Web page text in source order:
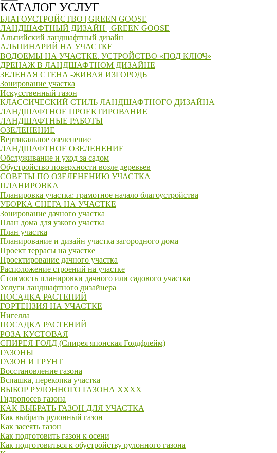
КАТАЛОГ УСЛУГ
БЛАГОУСТРОЙСТВО | GREEN GOOSE
ЛАНДШАФТНЫЙ ДИЗАЙН | GREEN GOOSE
Альпийский ландшафтный дизайн
АЛЬПИНАРИЙ НА УЧАСТКЕ
ВОДОЕМЫ НА УЧАСTКЕ. УСТРОЙСТВО «ПОД КЛЮЧ»
ДРЕНАЖ В ЛАНДШАФТНОМ ДИЗАЙНЕ
ЗЕЛЕНАЯ СТЕНА -ЖИВАЯ ИЗГОРОДЬ
Зонирование участка
Искусственный газон
КЛАССИЧЕСКИЙ СТИЛЬ ЛАНДШАФТНОГО ДИЗАЙНА
ЛАНДШАФТНОЕ ПРОЕКТИРОВАНИЕ
ЛАНДШАФТНЫЕ РАБОТЫ
ОЗЕЛЕНЕНИЕ
Вертикальное озеленение
ЛАНДШАФТНОЕ ОЗЕЛЕНЕНИЕ
Обслуживание и уход за садом
Обустройство поверхности возле деревьев
СОВЕТЫ ПО ОЗЕЛЕНЕНИЮ УЧАСТКА
ПЛАНИРОВКА
Планировка участка: грамотное начало благоустройства
УБОРКА СНЕГА НА УЧАСТКЕ
Зонирование дачного участка
План дома для узкого участка
План участка
Планирование и дизайн участка загородного дома
Проект террасы на участке
Проектирование дачного участка
Расположение строений на участке
Стоимость планировки дачного или садового участка
Услуги ландшафтного дизайнера
ПОСАДКА РАСТЕНИЙ
ГОРТЕНЗИЯ НА УЧАСТКЕ
Нигелла
ПОСАДКА РАСТЕНИЙ
РОЗА КУСТОВАЯ
СПИРЕЯ ГОЛД (Спирея японская Голдфлейм)
ГАЗОНЫ
ГАЗОН И ГРУНТ
Восстановление газона
Вспашка, перекопка участка
ВЫБОР РУЛОННОГО ГАЗОНА XXXX
Гидропосев газона
КАК ВЫБРАТЬ ГАЗОН ДЛЯ УЧАСТКА
Как выбрать рулонный газон
Как засеять газон
Как подготовить газон к осени
Как подготовиться к обустройству рулонного газона